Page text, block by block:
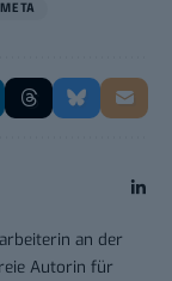
META
an der
Autorin für